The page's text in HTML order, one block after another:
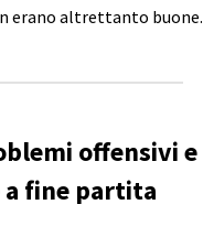
erano altrettanto buone.
offensivi e
a fine partita